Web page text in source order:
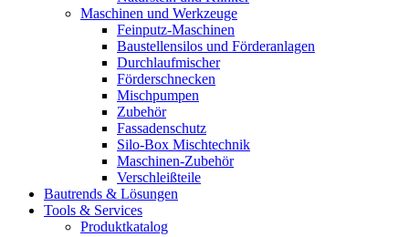
Maschinen und Werkzeuge
Feinputz-Maschinen
Baustellensilos und Förderanlagen
Durchlaufmischer
Förderschnecken
Mischpumpen
Zubehör
Fassadenschutz
Silo-Box Mischtechnik
Maschinen-Zubehör
Verschleißteile
Bautrends & Lösungen
Tools & Services
Produktkatalog